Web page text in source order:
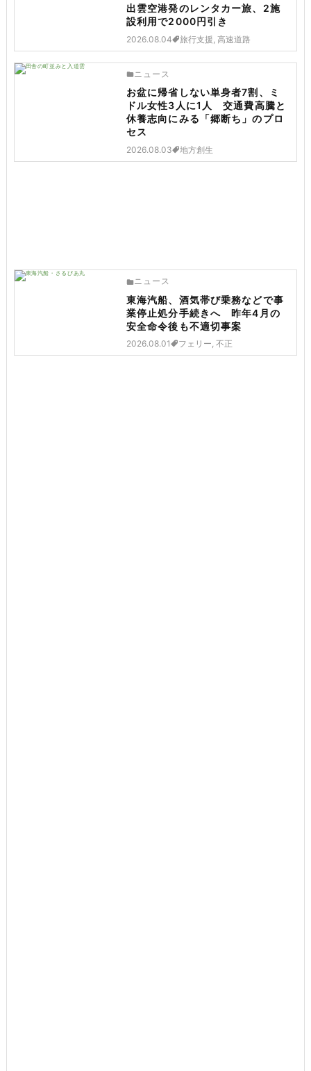
出雲空港発のレンタカー旅、2施
設利用で2000円引き
2026.08.04 旅行支援, 高速道路
ニュース
お盆に帰省しない単身者7割、ミ
ドル女性3人に1人 交通費高騰と
休養志向にみる「郷断ち」のプロ
セス
2026.08.03 地方創生
ニュース
東海汽船、酒気帯び乗務などで事
業停止処分手続きへ 昨年4月の
安全命令後も不適切事案
2026.08.01 フェリー, 不正